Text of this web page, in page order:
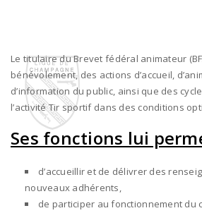
Le titulaire du Brevet fédéral animateur
bénévolement, des actions d’accueil,
d’information du public, ainsi que des
l’activité Tir sportif dans des conditions
Ses fonctions lui
d’accueillir et de délivrer des
nouveaux adhérents,
de participer au fonctionnement du